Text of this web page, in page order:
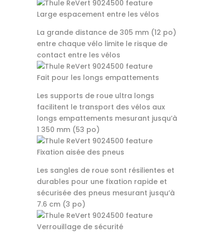
Large espacement entre les vélos
La grande distance de 305 mm (12 po)
entre chaque vélo limite le risque de
contact entre les vélos
Fait pour les longs empattements
Les supports de roue ultra longs
facilitent le transport des vélos aux
longs empattements mesurant jusqu’à
1 350 mm (53 po)
Fixation aisée des pneus
Les sangles de roue sont résilientes et
durables pour une fixation rapide et
sécurisée des pneus mesurant jusqu’à
7.6 cm (3 po)
Verrouillage de sécurité